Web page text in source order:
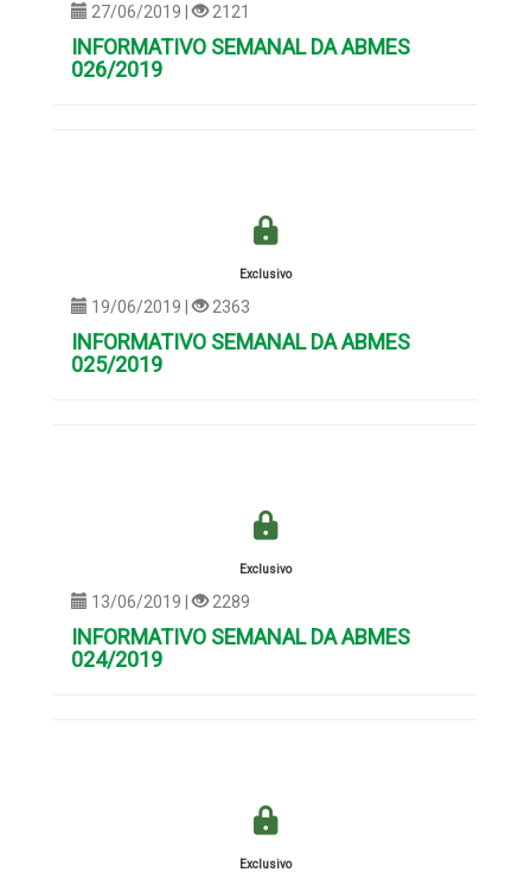
27/06/2019 | 2121
INFORMATIVO SEMANAL DA ABMES
026/2019
Exclusivo
19/06/2019 | 2363
INFORMATIVO SEMANAL DA ABMES
025/2019
Exclusivo
13/06/2019 | 2289
INFORMATIVO SEMANAL DA ABMES
024/2019
Exclusivo